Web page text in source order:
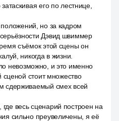
его по лестнице,
но за кадром
Дэвид швиммер
съёмок этой сцены он
никогда в жизни.
невозможно, и это именно
сценой стоит множество
сдерживаемый смех всей
весь сценарий построен на
сильно преувеличены, я её